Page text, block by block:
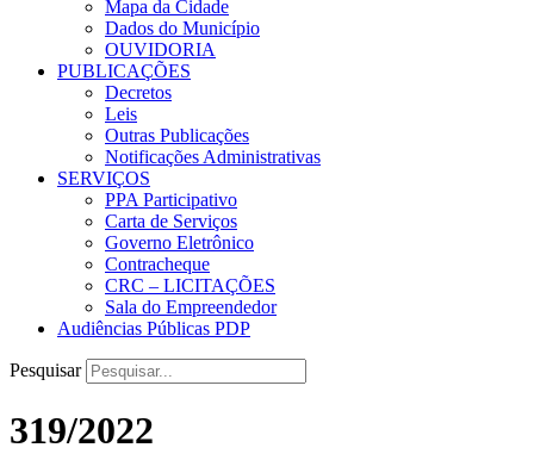
Mapa da Cidade
Dados do Município
OUVIDORIA
PUBLICAÇÕES
Decretos
Leis
Outras Publicações
Notificações Administrativas
SERVIÇOS
PPA Participativo
Carta de Serviços
Governo Eletrônico
Contracheque
CRC – LICITAÇÕES
Sala do Empreendedor
Audiências Públicas PDP
Pesquisar
319/2022